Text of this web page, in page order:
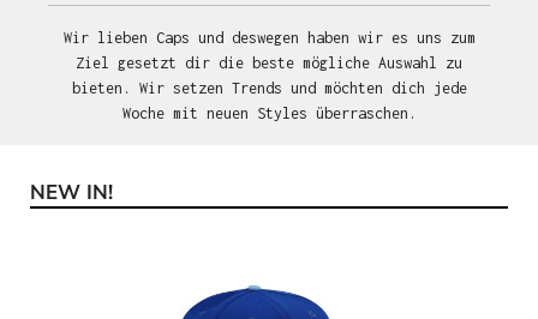
Wir lieben Caps und deswegen haben wir es uns zum
Ziel gesetzt dir die beste mögliche Auswahl zu
bieten. Wir setzen Trends und möchten dich jede
Woche mit neuen Styles überraschen.
Produktgalerie überspringen
NEW IN!